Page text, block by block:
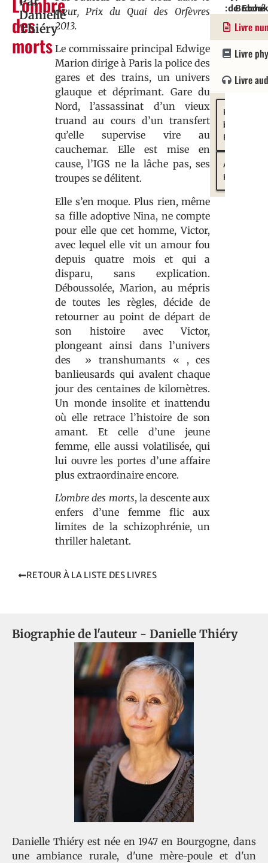
des
morts
Danielle
Thiéry
cœur, Prix du Quai des Orfèvres
2013.
Le commissaire principal Edwige
Marion dirige à Paris la police des
gares et des trains, un univers
glauque et déprimant. Gare du
Nord, l’assassinat d’un vieux
truand au cours d’un transfert
qu’elle supervise vire au
cauchemar. Elle est mise en
cause, l’IGS ne la lâche pas, ses
troupes se délitent.
Elle s’en moque. Plus rien, même
sa fille adoptive Nina, ne compte
pour elle que cet homme, Victor,
avec lequel elle vit un amour fou
depuis quatre mois et qui a
disparu, sans explication.
Déboussolée, Marion, au mépris
de toutes les règles, décide de
retourner au point de départ de
son histoire avec Victor,
plongeant ainsi dans l’univers
des » transhumants « , ces
banlieusards qui avalent chaque
jour des centaines de kilomètres.
Un monde insolite et inattendu
où elle retrace l’histoire de son
amant. Et celle d’une jeune
femme, elle aussi volatilisée, qui
lui ouvre les portes d’une affaire
plus extraordinaire encore.
L’ombre des morts, la descente aux
enfers d’une femme flic aux
limites de la schizophrénie, un
thriller haletant.
Livre
Livre
Livre
Kobo
by
Fnac
Amazon
Kindle
:
Roman
de
parution
:
13/12/
Broché
:
Ebook
:
/
RETOUR À LA LISTE DES LIVRES
Biographie de l'auteur - Danielle Thiéry
Danielle Thiéry est née en 1947 en Bourgogne, dans
une ambiance rurale, d'une mère-poule et d'un